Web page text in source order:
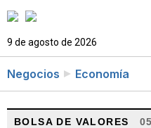
9 de agosto de 2026
Negocios Economía
BOLSA DE VALORES